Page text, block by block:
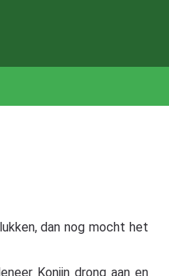
dan nog mocht het
Konijn drong aan en